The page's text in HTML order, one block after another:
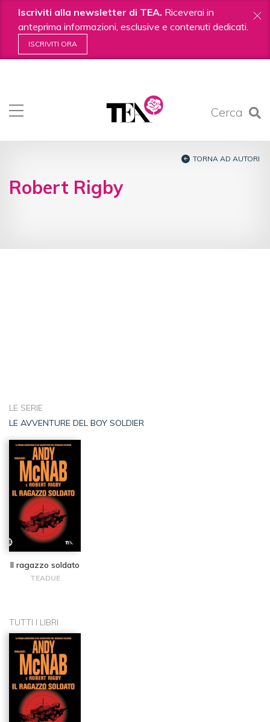
Iscriviti alla newsletter di TEA. Riceverai in
anteprima informazioni, esclusive e contenuti dedicati.
ISCRIVITI ORA
Cerca
contenuti.
|
Robert Rigby
TORNA AD AUTORI
LE SERIE
LE AVVENTURE DEL BOY SOLDIER
Il ragazzo soldato
TEADUE
TUTTI I LIBRI